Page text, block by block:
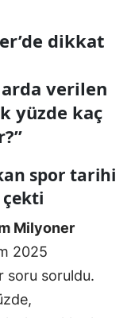
dikkat
verilen
yüzde kaç
spor tarihi
Milyoner
2025
soru soruldu.